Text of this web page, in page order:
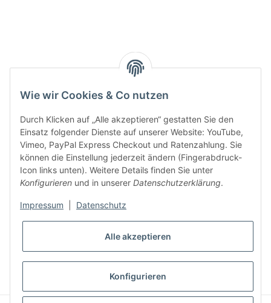
Wie wir Cookies & Co nutzen
Durch Klicken auf „Alle akzeptieren“ gestatten Sie den
Einsatz folgender Dienste auf unserer Website: YouTube,
Vimeo, PayPal Express Checkout und Ratenzahlung. Sie
können die Einstellung jederzeit ändern (Fingerabdruck-
Icon links unten). Weitere Details finden Sie unter
Konfigurieren und in unserer Datenschutzerklärung.
Impressum Datenschutz
Alle akzeptieren
Konfigurieren
Gesetzliche Informationen
* Alle Preise inkl. gesetzlicher USt., zzgl.
VERTRAG WIDERRUFEN